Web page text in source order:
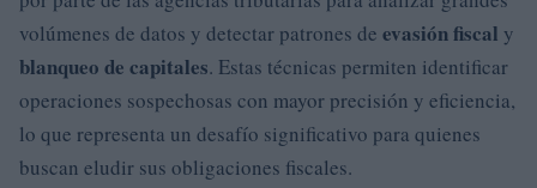
volúmenes de datos y detectar patrones de evasión fiscal y
blanqueo de capitales. Estas técnicas permiten identificar
operaciones sospechosas con mayor precisión y eficiencia,
lo que representa un desafío significativo para quienes
buscan eludir sus obligaciones fiscales.